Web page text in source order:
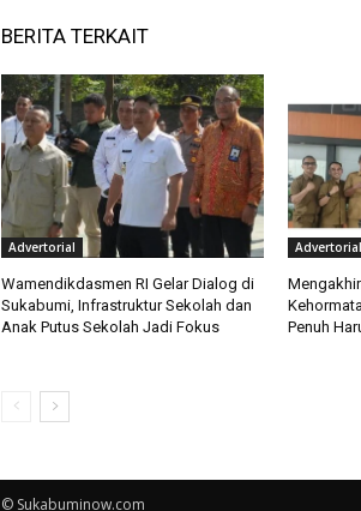
BERITA TERKAIT
Advertorial
Wamendikdasmen RI Gelar Dialog di
Sukabumi, Infrastruktur Sekolah dan
Anak Putus Sekolah Jadi Fokus
Advertorial
Penuh
© Sukabuminow.com